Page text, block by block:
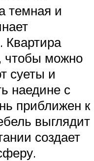
темная и
Квартира
чтобы можно
суеты и
наедине с
приближен к
выглядит
создает